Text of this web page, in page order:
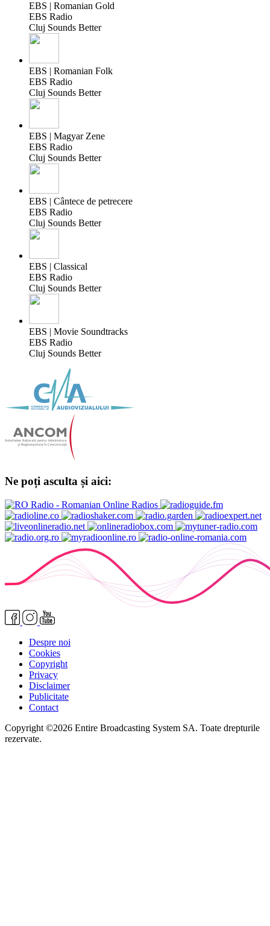
EBS | Romanian Gold
EBS Radio
Cluj Sounds Better
EBS | Romanian Folk
EBS Radio
Cluj Sounds Better
EBS | Magyar Zene
EBS Radio
Cluj Sounds Better
EBS | Cântece de petrecere
EBS Radio
Cluj Sounds Better
EBS | Classical
EBS Radio
Cluj Sounds Better
EBS | Movie Soundtracks
EBS Radio
Cluj Sounds Better
Ne poți asculta și aici:
Despre noi
Cookies
Copyright
Privacy
Disclaimer
Publicitate
Contact
Copyright ©2026 Entire Broadcasting System SA. Toate drepturile
rezervate.